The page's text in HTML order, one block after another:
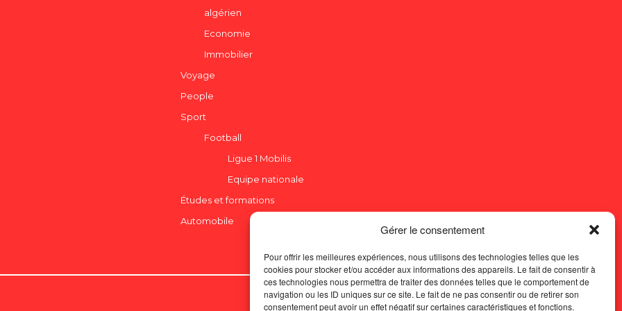
Gérer le consentement
Pour offrir les meilleures expériences, nous utilisons des technologies telles que les
cookies pour stocker et/ou accéder aux informations des appareils. Le fait de consentir à
ces technologies nous permettra de traiter des données telles que le comportement de
navigation ou les ID uniques sur ce site. Le fait de ne pas consentir ou de retirer son
consentement peut avoir un effet négatif sur certaines caractéristiques et fonctions.
algérien
Economie
Immobilier
Voyage
People
Sport
Football
Ligue 1 Mobilis
Equipe nationale
Études et formations
Automobile